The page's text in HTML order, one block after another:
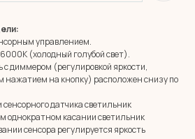
управлением.
(холодный голубой свет).
диммером (регулировкой яркости,
нажатием на кнопку) расположен снизу по
датчика светильник
однократном касании светильник
сенсора регулируется яркость